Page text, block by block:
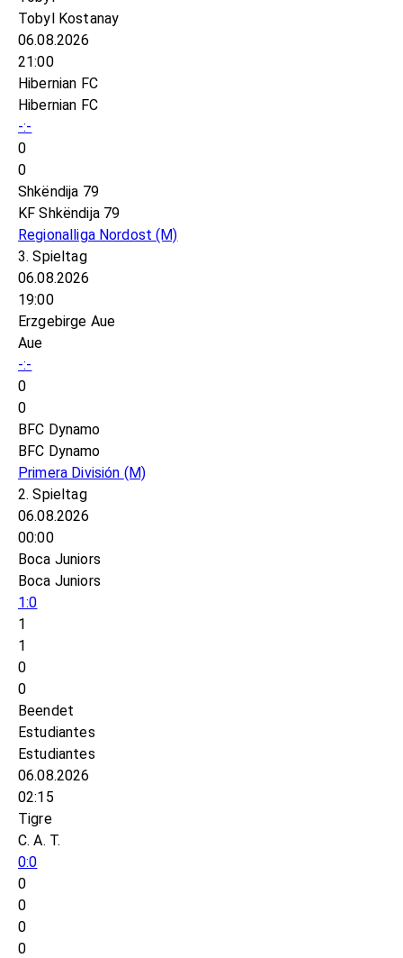
Tobyl Kostanay
06.08.2026
21:00
Hibernian FC
Hibernian FC
-:-
0
0
Shkëndija 79
KF Shkëndija 79
Regionalliga Nordost(M)
3. Spieltag
06.08.2026
19:00
Erzgebirge Aue
Aue
-:-
0
0
BFC Dynamo
BFC Dynamo
Primera División (M)
2. Spieltag
06.08.2026
00:00
Boca Juniors
Boca Juniors
1:0
1
1
0
0
Beendet
Estudiantes
Estudiantes
06.08.2026
02:15
Tigre
C. A. T.
0:0
0
0
0
0